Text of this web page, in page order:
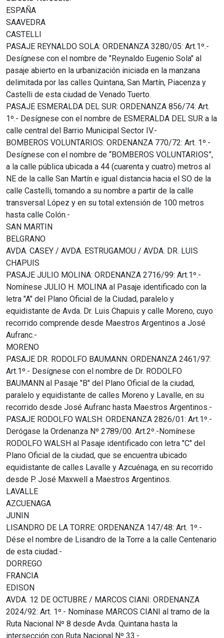
ESPAÑA
SAAVEDRA
CASTELLI
PASAJE REYNALDO SOLA: ORDENANZA 3280/05: Art.1º.-
Desígnese con el nombre de "Reynaldo Eugenio Sola" al
pasaje abierto en la urbanización iniciada en la manzana
delimitada por las calles Quintana, San Martín, Piacenza y
Castelli de esta ciudad de Venado Tuerto.
PASAJE ESMERALDA DEL SUR: ORDENANZA 856/74: Art.
1º.- Desígnese con el nombre de ESMERALDA DEL SUR a la
calle central del Barrio Municipal Sector IV.-
BOMBEROS VOLUNTARIOS: ORDENANZA 770/72: Art. 1º.-
Desígnese con el nombre de “BOMBEROS VOLUNTARIOS”,
a la calle pública ubicada a 44 (cuarenta y cuatro) metros al
NE de la calle San Martín e igual distancia hacia el SO de la
calle Castelli, tomando a su nombre a partir de la calle
transversal López y en su total extensión de 100 metros
hasta calle Colón.-
SAN MARTIN
BELGRANO
AVDA. CASEY / AVDA. ESTRUGAMOU / AVDA. DR. LUIS
CHAPUIS
PASAJE JULIO MOLINA: ORDENANZA 2716/99: Art.1º.-
Nomínese JULIO H. MOLINA al Pasaje identificado con la
letra "A" del Plano Oficial de la Ciudad, paralelo y
equidistante de Avda. Dr. Luis Chapuis y calle Moreno, cuyo
recorrido comprende desde Maestros Argentinos a José
Aufranc.-
MORENO
PASAJE DR. RODOLFO BAUMANN: ORDENANZA 2461/97:
Art.1º.- Desígnese con el nombre de Dr. RODOLFO
BAUMANN al Pasaje "B" del Plano Oficial de la ciudad,
paralelo y equidistante de calles Moreno y Lavalle, en su
recorrido desde José Aufranc hasta Maestros Argentinos.-
PASAJE RODOLFO WALSH: ORDENANZA 2826/01: Art.1º.-
Derógase la Ordenanza Nº 2789/00. Art.2º.-Nomínese
RODOLFO WALSH al Pasaje identificado con letra "C" del
Plano Oficial de la ciudad, que se encuentra ubicado
equidistante de calles Lavalle y Azcuénaga, en su recorrido
desde P. José Maxwell a Maestros Argentinos.
LAVALLE
AZCUENAGA
JUNIN
LISANDRO DE LA TORRE: ORDENANZA 147/48: Art. 1º.-
Dése el nombre de Lisandro de la Torre a la calle Centenario
de esta ciudad.-
DORREGO
FRANCIA
EDISON
AVDA. 12 DE OCTUBRE / MARCOS CIANI: ORDENANZA
2024/92: Art. 1º.- Nomínase MARCOS CIANI al tramo de la
Ruta Nacional Nº 8 desde Avda. Quintana hasta la
intersección con Ruta Nacional Nº 33.-